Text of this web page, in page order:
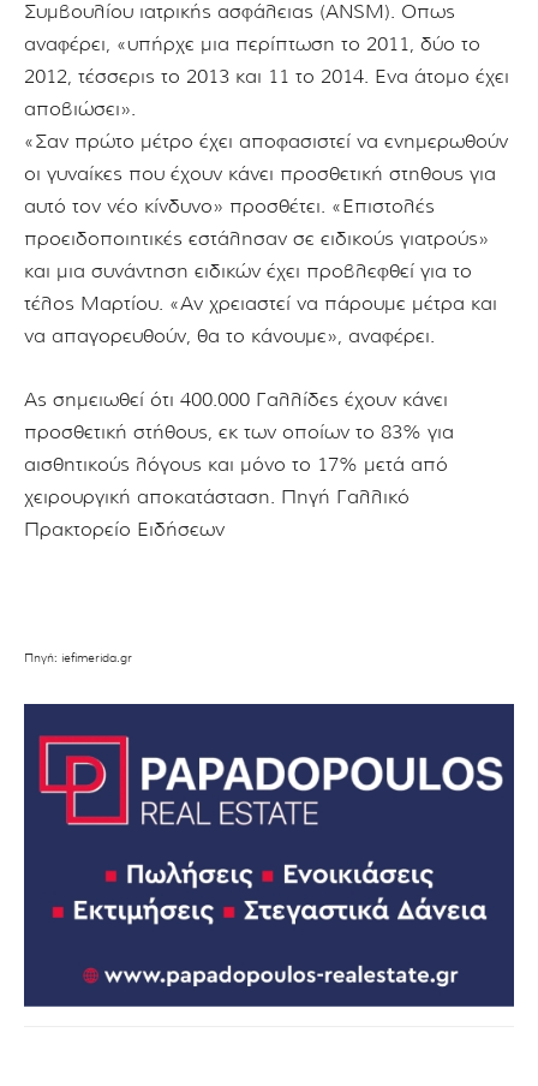
Συμβουλίου ιατρικής ασφάλειας (ANSM). Οπως
αναφέρει, «υπήρχε μια περίπτωση το 2011, δύο το
2012, τέσσερις το 2013 και 11 το 2014. Ενα άτομο έχει
αποβιώσει».
«Σαν πρώτο μέτρο έχει αποφασιστεί να ενημερωθούν
οι γυναίκες που έχουν κάνει προσθετική στηθους για
αυτό τον νέο κίνδυνο» προσθέτει. «Επιστολές
προειδοποιητικές εστάλησαν σε ειδικούς γιατρούς»
και μια συνάντηση ειδικών έχει προβλεφθεί για το
τέλος Μαρτίου. «Αν χρειαστεί να πάρουμε μέτρα και
να απαγορευθούν, θα το κάνουμε», αναφέρει.
Ας σημειωθεί ότι 400.000 Γαλλίδες έχουν κάνει
προσθετική στήθους, εκ των οποίων το 83% για
αισθητικούς λόγους και μόνο το 17% μετά από
χειρουργική αποκατάσταση. Πηγή Γαλλικό
Πρακτορείο Ειδήσεων
Πηγή: iefimerida.gr